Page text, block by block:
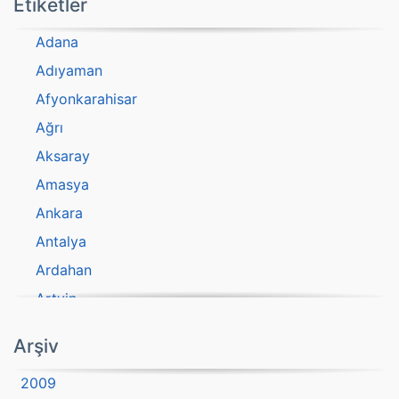
Etiketler
Adana
Adıyaman
Afyonkarahisar
Ağrı
Aksaray
Amasya
Ankara
Antalya
Ardahan
Artvin
Aydın
Balıkesir
Arşiv
2009